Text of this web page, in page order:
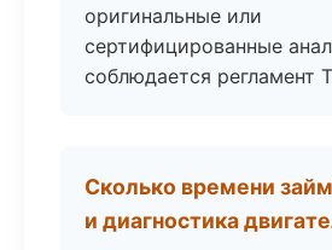
оригинальные или
сертифицированные
соблюдается регламент
Сколько времени
и диагностика